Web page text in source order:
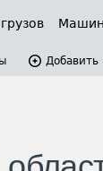
Добавить